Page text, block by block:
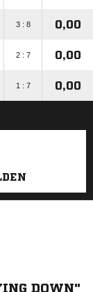
3 : 8 0,00
2 : 7 0,00
1 : 7 0,00
DOWN"